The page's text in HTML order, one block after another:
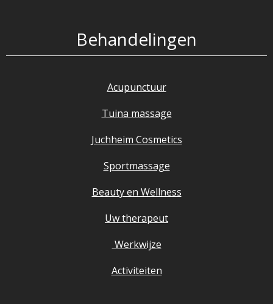
Behandelingen
Acupunctuur
Tuina massage
Juchheim Cosmetics
Sportmassage
Beauty en Wellness
Uw therapeut
Werkwijze
Activiteiten